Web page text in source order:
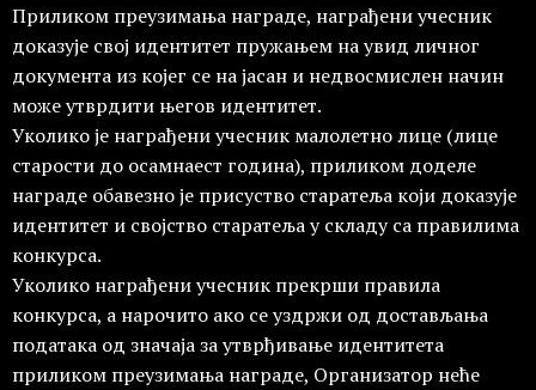
Приликом преузимања награде, награђени учесник
доказује свој идентитет пружањем на увид личног
документа из којег се на јасан и недвосмислен начин
може утврдити његов идентитет.
Уколико је награђени учесник малолетно лице (лице
старости до осамнаест година), приликом доделе
награде обавезно је присуство старатеља који доказује
идентитет и својство старатеља у складу са правилима
конкурса.
Уколико награђени учесник прекрши правила
конкурса, а нарочито ако се уздржи од достављања
података од значаја за утврђивање идентитета
приликом преузимања награде, Организатор неће